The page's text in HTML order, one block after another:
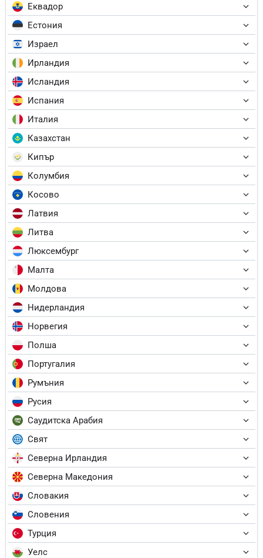
Еквадор
Естония
Израел
Ирландия
Исландия
Испания
Италия
Казахстан
Кипър
Колумбия
Косово
Латвия
Литва
Люксембург
Малта
Молдова
Нидерландия
Норвегия
Полша
Португалия
Румъния
Русия
Саудитска Арабия
Свят
Северна Ирландия
Северна Македония
Словакия
Словения
Турция
Уелс